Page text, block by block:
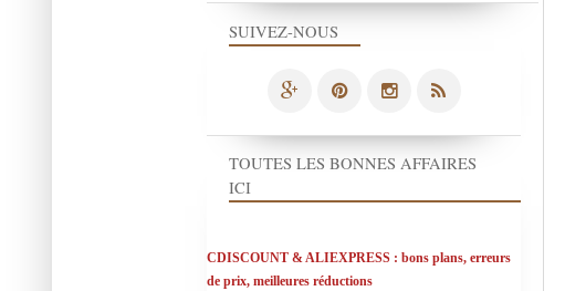
SUIVEZ-NOUS
TOUTES LES BONNES AFFAIRES
ICI
CDISCOUNT & ALIEXPRESS : bons plans, erreurs
de prix, meilleures réductions